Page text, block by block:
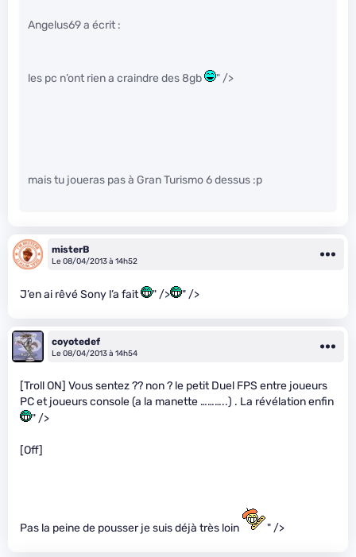
Angelus69 a écrit :
les pc n’ont rien a craindre des 8gb " />
mais tu joueras pas à Gran Turismo 6 dessus :p
misterB
Le 08/04/2013 à 14h52
J’en ai rêvé Sony l’a fait " /> " />
coyotedef
Le 08/04/2013 à 14h54
[Troll ON] Vous sentez ?? non ? le petit Duel FPS entre joueurs
PC et joueurs console (a la manette ………..) . La révélation enfin
" />
[Off]
Pas la peine de pousser je suis déjà très loin " />